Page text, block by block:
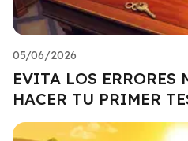
05/06/2026
EVITA LOS ERRORES
HACER TU PRIMER